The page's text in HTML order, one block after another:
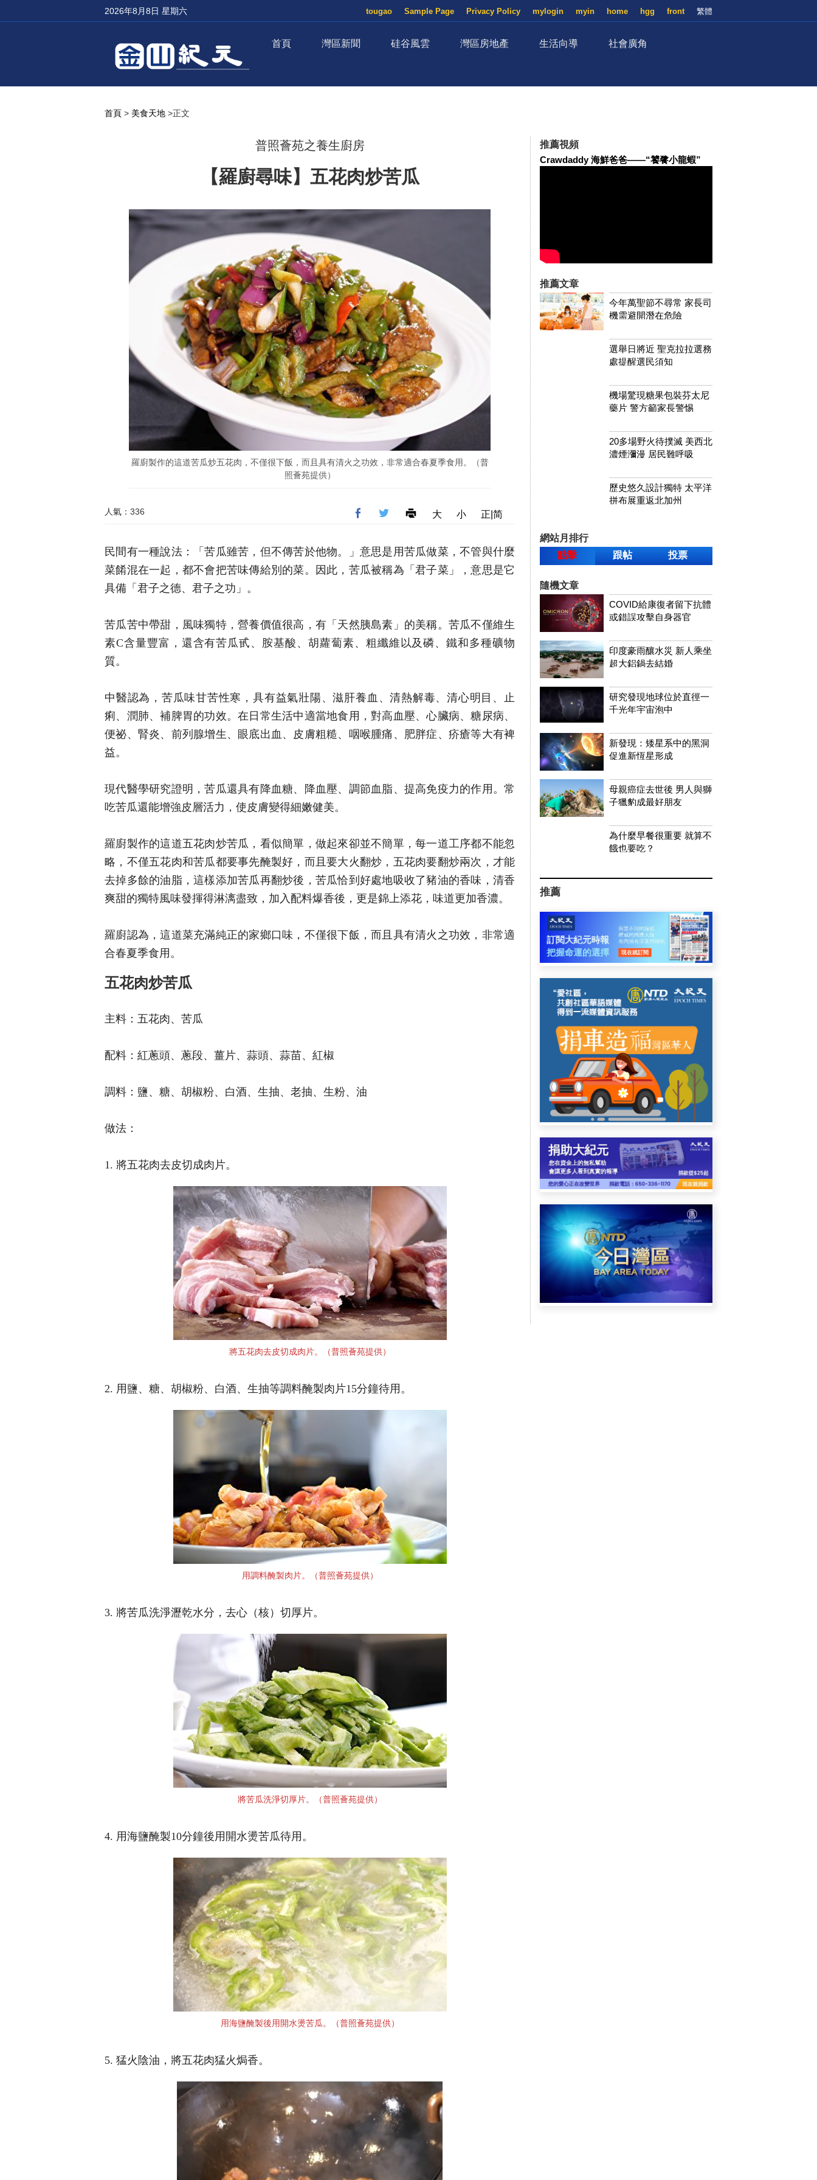
2026年8月8日 星期六 繁體
front
hgg
home
myin
mylogin
Privacy Policy
Sample Page
tougao
首頁 灣區新聞 硅谷風雲 灣區房地產 生活向導 社會廣角
首頁 > 美食天地 >正文
普照薈苑之養生廚房
【羅廚尋味】五花肉炒苦瓜
羅廚製作的這道苦瓜炒五花肉，不僅很下飯，而且具有清火之功效，非常適合春夏季食用。（普
照薈苑提供）
人氣：336 大 小 正|简
民間有一種說法：「苦瓜雖苦，但不傳苦於他物。」意思是用苦瓜做菜，不管與什麼
菜餚混在一起，都不會把苦味傳給別的菜。因此，苦瓜被稱為「君子菜」，意思是它
具備「君子之德、君子之功」。
苦瓜苦中帶甜，風味獨特，營養價值很高，有「天然胰島素」的美稱。苦瓜不僅維生
素C含量豐富，還含有苦瓜甙、胺基酸、胡蘿蔔素、粗纖維以及磷、鐵和多種礦物
質。
中醫認為，苦瓜味甘苦性寒，具有益氣壯陽、滋肝養血、清熱解毒、清心明目、止
痢、潤肺、補脾胃的功效。在日常生活中適當地食用，對高血壓、心臟病、糖尿病、
便祕、腎炎、前列腺增生、眼底出血、皮膚粗糙、咽喉腫痛、肥胖症、疥瘡等大有裨
益。
現代醫學研究證明，苦瓜還具有降血糖、降血壓、調節血脂、提高免疫力的作用。常
吃苦瓜還能增強皮層活力，使皮膚變得細嫩健美。
羅廚製作的這道五花肉炒苦瓜，看似簡單，做起來卻並不簡單，每一道工序都不能忽
略，不僅五花肉和苦瓜都要事先醃製好，而且要大火翻炒，五花肉要翻炒兩次，才能
去掉多餘的油脂，這樣添加苦瓜再翻炒後，苦瓜恰到好處地吸收了豬油的香味，清香
爽甜的獨特風味發揮得淋漓盡致，加入配料爆香後，更是錦上添花，味道更加香濃。
羅廚認為，這道菜充滿純正的家鄉口味，不僅很下飯，而且具有清火之功效，非常適
合春夏季食用。
五花肉炒苦瓜
主料：五花肉、苦瓜
配料：紅蔥頭、蔥段、薑片、蒜頭、蒜苗、紅椒
調料：鹽、糖、胡椒粉、白酒、生抽、老抽、生粉、油
做法：
1. 將五花肉去皮切成肉片。
將五花肉去皮切成肉片。（普照薈苑提供）
2. 用鹽、糖、胡椒粉、白酒、生抽等調料醃製肉片15分鐘待用。
用調料醃製肉片。（普照薈苑提供）
3. 將苦瓜洗淨瀝乾水分，去心（核）切厚片。
將苦瓜洗淨切厚片。（普照薈苑提供）
4. 用海鹽醃製10分鐘後用開水燙苦瓜待用。
用海鹽醃製後用開水燙苦瓜。（普照薈苑提供）
5. 猛火陰油，將五花肉猛火焗香。
推薦視頻
Crawdaddy 海鮮爸爸——“饕餮小龍蝦”
推薦文章
今年萬聖節不尋常 家長司
機需避開潛在危險
選舉日將近 聖克拉拉選務
處提醒選民須知
機場驚現糖果包裝芬太尼
藥片 警方籲家長警惕
20多場野火待撲滅 美西北
濃煙瀰漫 居民難呼吸
歷史悠久設計獨特 太平洋
拼布展重返北加州
網站月排行
點擊
跟帖 投票
隨機文章
COVID給康復者留下抗體
或錯誤攻擊自身器官
印度豪雨釀水災 新人乘坐
超大鋁鍋去結婚
研究發現地球位於直徑一
千光年宇宙泡中
​​新發現：矮星系中的黑洞
促進新恆星形成
母親癌症去世後 男人與獅
子獵豹成最好朋友
為什麼早餐很重要 就算不
餓也要吃？
推薦